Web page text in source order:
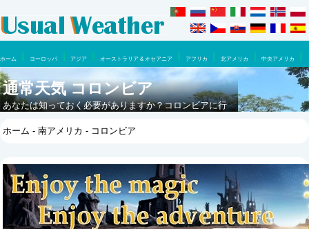
ホーム ヨーロッパ アジア オーストラリア & オセアニア アフリカ 北アメリカ
中央アメリカ
南アメリカ
通常天気 コロンビア
あなたは知っておく必要がありますか？コロンビアに行
期待できるでしょうか。
ホーム -南アメリカ - コロンビア